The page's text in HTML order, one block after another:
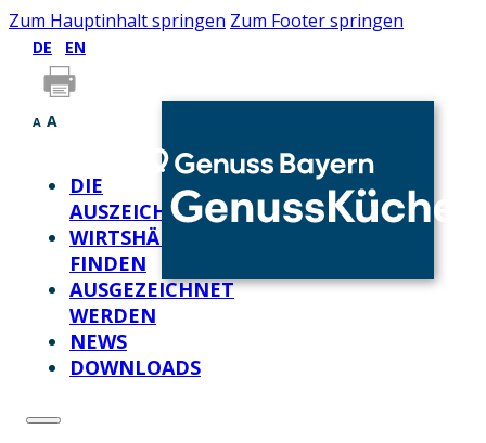
Zum Hauptinhalt springen Zum Footer springen
DE EN
A A
DIE
AUSZEICHNUNG
WIRTSHÄUSER
FINDEN
AUSGEZEICHNET
WERDEN
NEWS
DOWNLOADS